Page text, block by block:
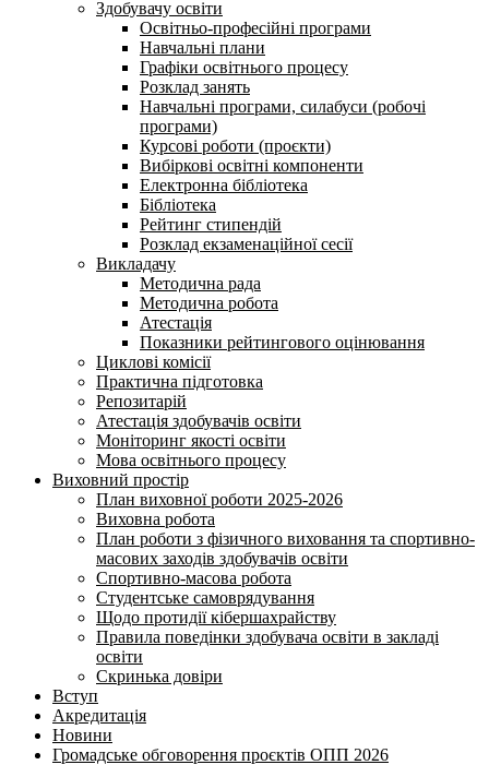
Здобувачу освіти
Освітньо-професійні програми
Навчальні плани
Графіки освітнього процесу
Розклад занять
Навчальні програми, силабуси (робочі
програми)
Курсові роботи (проєкти)
Вибіркові освітні компоненти
Електронна бібліотека
Бібліотека
Рейтинг стипендій
Розклад екзаменаційної сесії
Викладачу
Методична рада
Методична робота
Атестація
Показники рейтингового оцінювання
Циклові комісії
Практична підготовка
Репозитарій
Атестація здобувачів освіти
Моніторинг якості освіти
Мова освітнього процесу
Виховний простір
План виховної роботи 2025-2026
Виховна робота
План роботи з фізичного виховання та спортивно-
масових заходів здобувачів освіти
Спортивно-масова робота
Студентське самоврядування
Щодо протидії кібершахрайству
Правила поведінки здобувача освіти в закладі
освіти
Скринька довіри
Вступ
Акредитація
Новини
Громадське обговорення проєктів ОПП 2026